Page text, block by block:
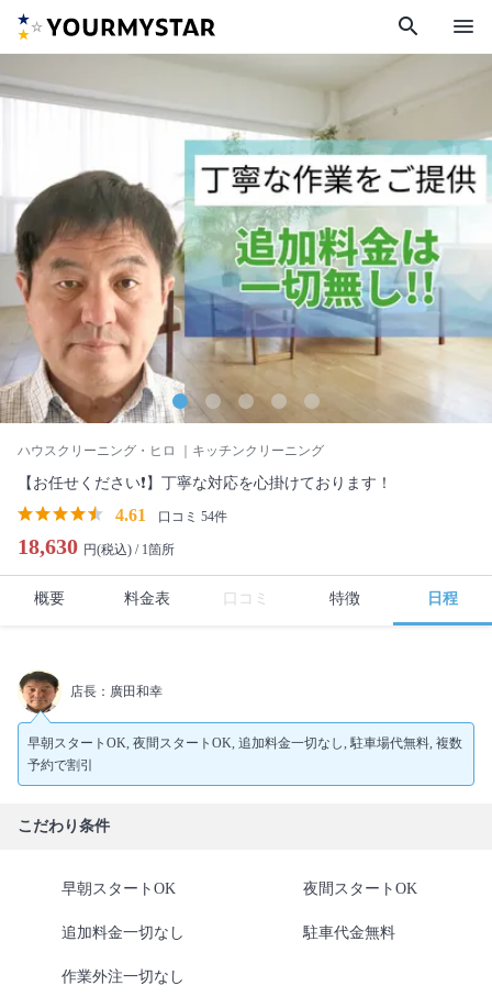
search menu
ハウスクリーニング・ヒロ ｜キッチンクリーニング
【お任せください❗️】丁寧な対応を心掛けております！
4.61 口コミ 54件
18,630 円(税込) / 1箇所
概要 料金表 口コミ 特徴 日程
店長：廣田和幸
早朝スタートOK, 夜間スタートOK, 追加料金一切なし, 駐車場代無料, 複数
予約で割引
こだわり条件
早朝スタートOK 夜間スタートOK
追加料金一切なし 駐車代金無料
作業外注一切なし